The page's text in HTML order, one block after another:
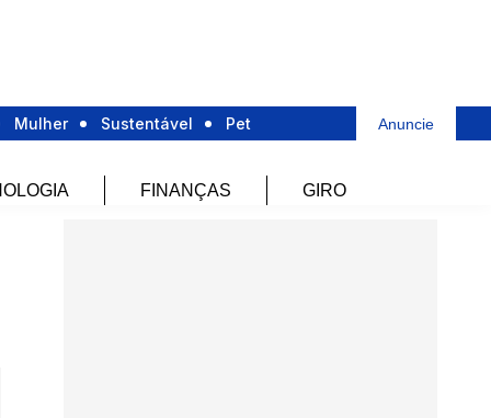
Mulher Sustentável Pet Anuncie
FINANÇAS GIRO